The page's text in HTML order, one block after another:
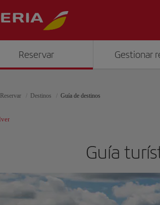
Reservar Gestionar
Reservar Destinos Guía de destinos
Guía